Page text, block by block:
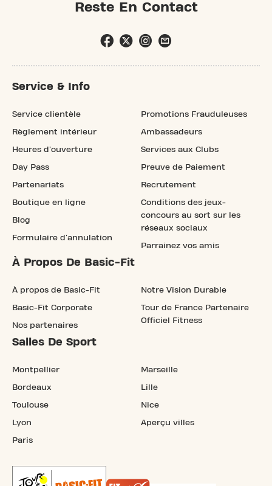
Reste En Contact
Service & Info
Service clientèle
Règlement intérieur
Heures d'ouverture
Day Pass
Partenariats
Boutique en ligne
Blog
Formulaire d'annulation
Promotions Frauduleuses
Ambassadeurs
Services aux Clubs
Preuve de Paiement
Recrutement
Conditions des jeux-
concours au sort sur les
réseaux sociaux
Parrainez vos amis
À Propos De Basic-Fit
À propos de Basic-Fit
Basic-Fit Corporate
Nos partenaires
Notre Vision Durable
Tour de France Partenaire
Officiel Fitness
Salles De Sport
Montpellier
Bordeaux
Toulouse
Lyon
Paris
Marseille
Lille
Nice
Aperçu villes